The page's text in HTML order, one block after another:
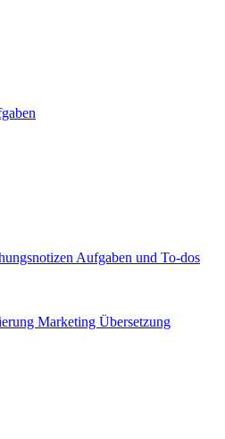
Aufgaben und To-dos
Marketing Übersetzung